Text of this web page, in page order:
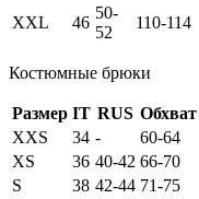
XXL 46
50-
52
110-114
Костюмные брюки
Размер IT RUS
XXS
34 - 60-64
XS
36 40-42 66-70
S
38 42-44 71-75